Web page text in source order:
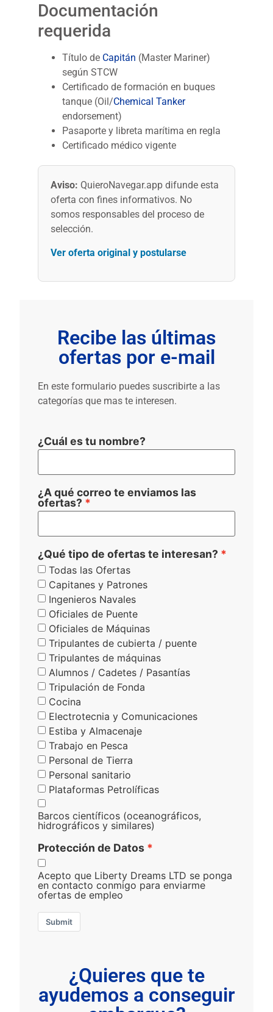
Documentación
requerida
Título de Capitán (Master Mariner)
según STCW
Certificado de formación en buques
tanque (Oil/Chemical Tanker
endorsement)
Pasaporte y libreta marítima en regla
Certificado médico vigente
Aviso: QuieroNavegar.app difunde esta
oferta con fines informativos. No
somos responsables del proceso de
selección.
Ver oferta original y postularse
Recibe las últimas
ofertas por e-mail
En este formulario puedes suscribirte a las
categorías que mas te interesen.
¿Cuál es tu nombre?
¿A qué correo te enviamos las
ofertas?
¿Qué tipo de ofertas te interesan?
Todas las Ofertas
Capitanes y Patrones
Ingenieros Navales
Oficiales de Puente
Oficiales de Máquinas
Tripulantes de cubierta / puente
Tripulantes de máquinas
Alumnos / Cadetes / Pasantías
Tripulación de Fonda
Cocina
Electrotecnia y Comunicaciones
Estiba y Almacenaje
Trabajo en Pesca
Personal de Tierra
Personal sanitario
Plataformas Petrolíficas
Barcos científicos (oceanográficos,
hidrográficos y similares)
Protección de Datos
Acepto que Liberty Dreams LTD se ponga
en contacto conmigo para enviarme
ofertas de empleo
Submit
¿Quieres que te
ayudemos a conseguir